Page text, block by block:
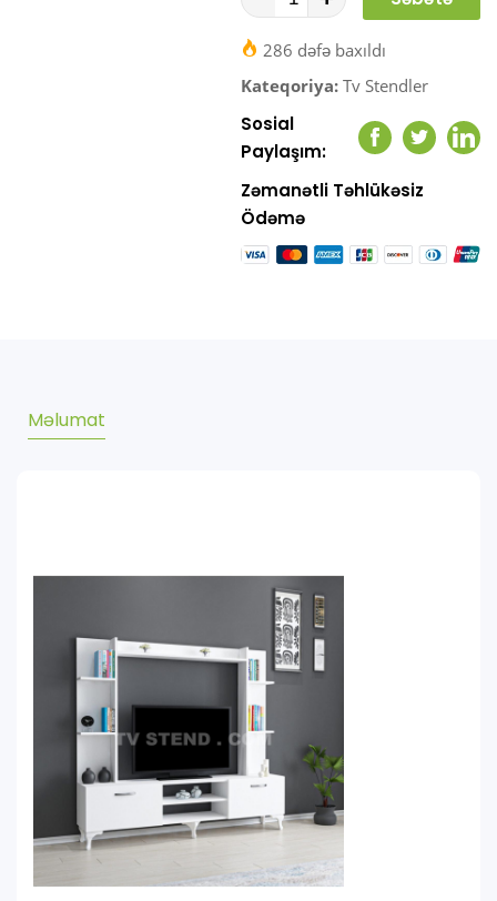
286 dəfə baxıldı
Kateqoriya: Tv Stendler
Sosial
Paylaşım:
Facebook
Twitter
Zəmanətli Təhlükəsiz
Ödəmə
Məlumat